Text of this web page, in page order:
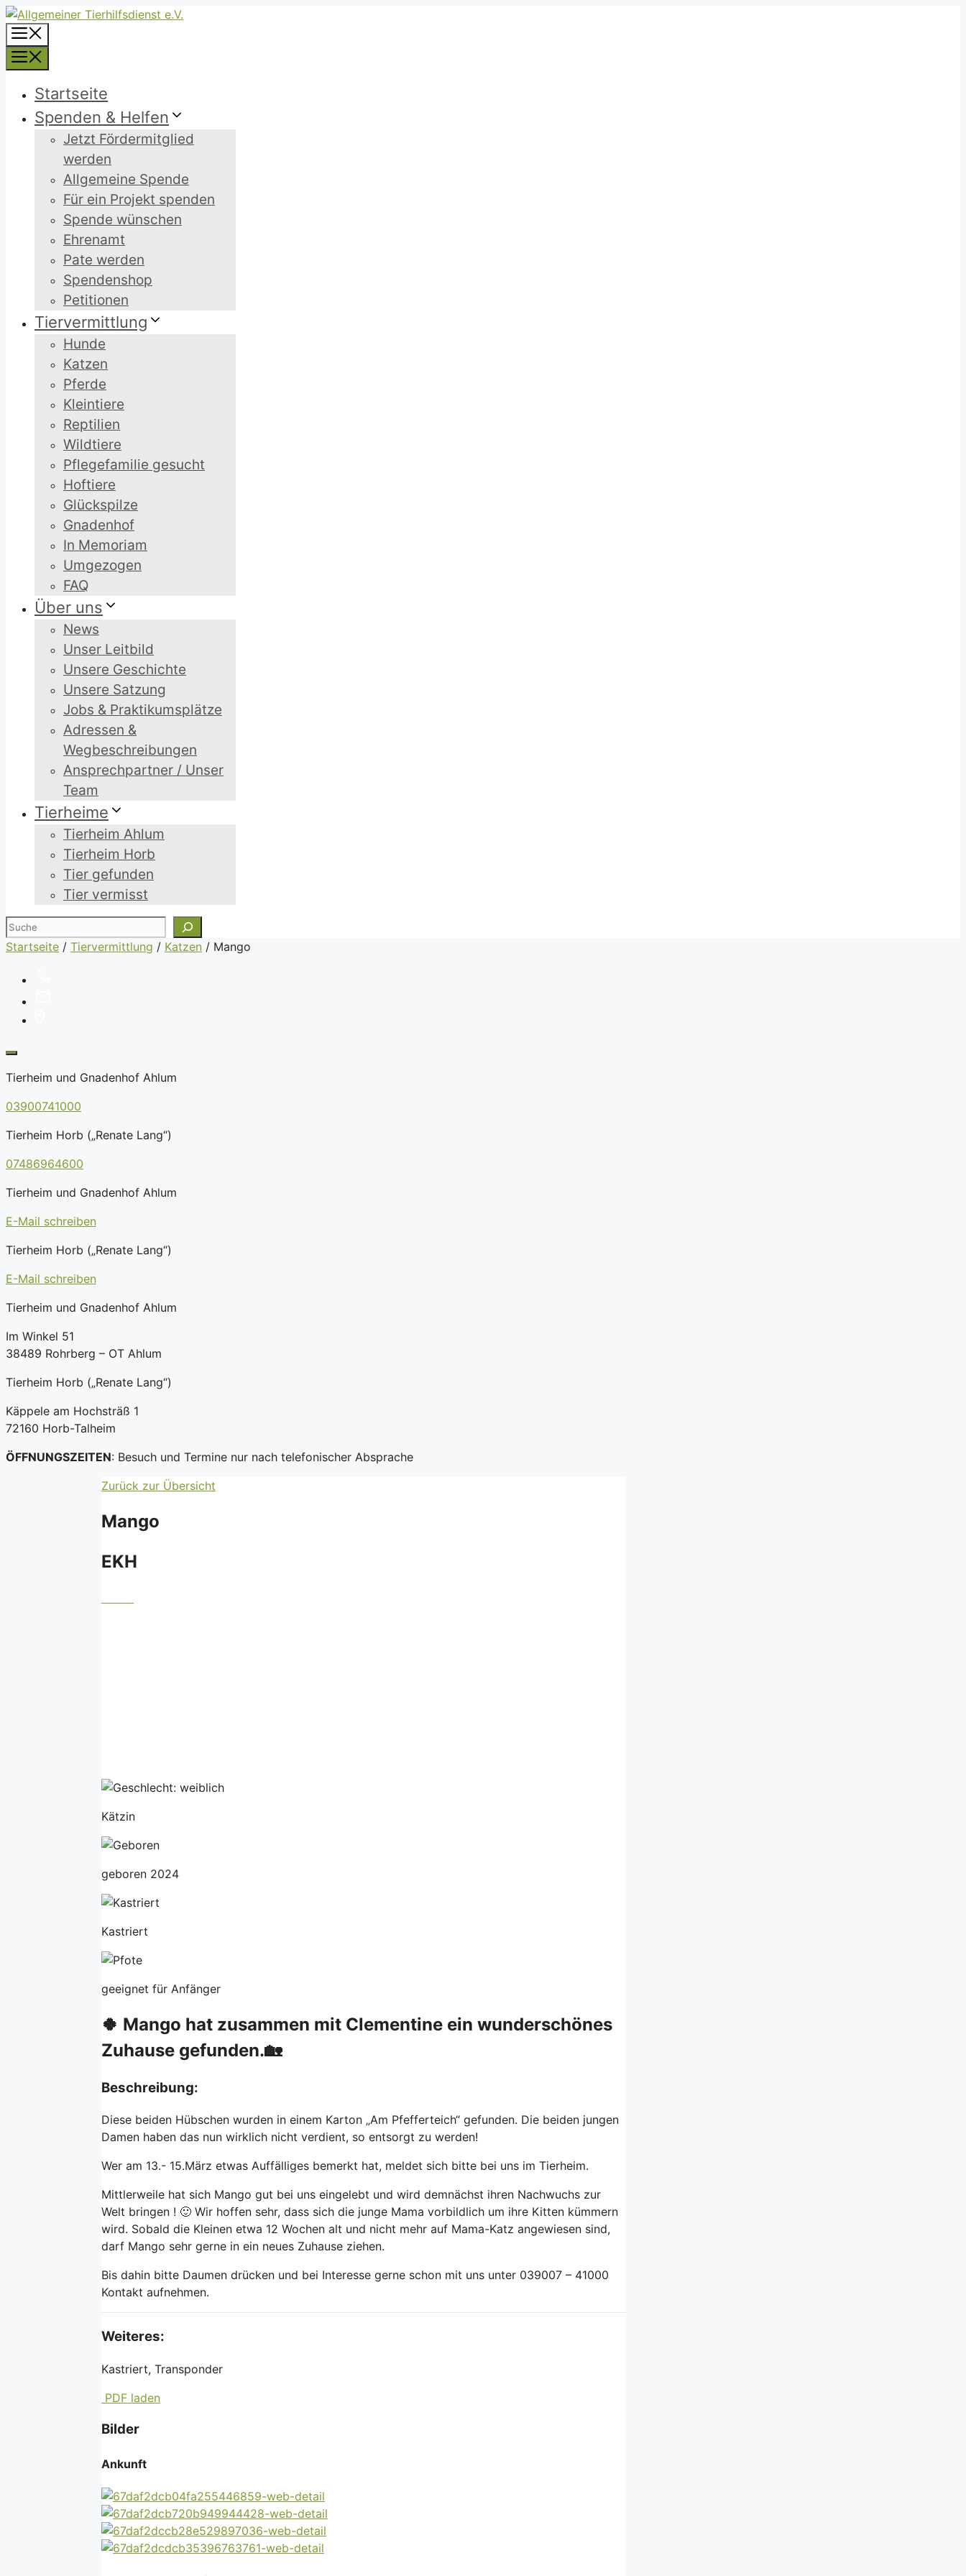
Zum
Inhalt
springen
Startseite
Spenden & Helfen
Jetzt Fördermitglied
werden
Allgemeine Spende
Für ein Projekt spenden
Spende wünschen
Ehrenamt
Pate werden
Spendenshop
Petitionen
Tiervermittlung
Hunde
Katzen
Pferde
Kleintiere
Reptilien
Wildtiere
Pflegefamilie gesucht
Hoftiere
Glückspilze
Gnadenhof
In Memoriam
Umgezogen
FAQ
Über uns
News
Unser Leitbild
Unsere Geschichte
Unsere Satzung
Jobs & Praktikumsplätze
Adressen &
Wegbeschreibungen
Ansprechpartner / Unser
Team
Tierheime
Tierheim Ahlum
Tierheim Horb
Tier gefunden
Tier vermisst
Suchen
Startseite / Tiervermittlung / Katzen / Mango
Tierheim und Gnadenhof Ahlum
03900741000
Tierheim Horb („Renate Lang“)
07486964600
Tierheim und Gnadenhof Ahlum
E-Mail schreiben
Tierheim Horb („Renate Lang“)
E-Mail schreiben
Tierheim und Gnadenhof Ahlum
Im Winkel 51
38489 Rohrberg – OT Ahlum
Tierheim Horb („Renate Lang“)
Käppele am Hochsträß 1
72160 Horb-Talheim
ÖFFNUNGSZEITEN: Besuch und Termine nur nach telefonischer Absprache
Zurück zur Übersicht
Mango
EKH
Kätzin
geboren 2024
Kastriert
geeignet für Anfänger
🍀 Mango hat zusammen mit Clementine ein wunderschönes
Zuhause gefunden.🏡
Beschreibung:
Diese beiden Hübschen wurden in einem Karton „Am Pfefferteich“ gefunden. Die beiden jungen
Damen haben das nun wirklich nicht verdient, so entsorgt zu werden!
Wer am 13.- 15.März etwas Auffälliges bemerkt hat, meldet sich bitte bei uns im Tierheim.
Mittlerweile hat sich Mango gut bei uns eingelebt und wird demnächst ihren Nachwuchs zur
Welt bringen ! 🙂 Wir hoffen sehr, dass sich die junge Mama vorbildlich um ihre Kitten kümmern
wird. Sobald die Kleinen etwa 12 Wochen alt und nicht mehr auf Mama-Katz angewiesen sind,
darf Mango sehr gerne in ein neues Zuhause ziehen.
Bis dahin bitte Daumen drücken und bei Interesse gerne schon mit uns unter 039007 – 41000
Kontakt aufnehmen.
Weiteres:
Kastriert, Transponder
PDF laden
Bilder
Ankunft